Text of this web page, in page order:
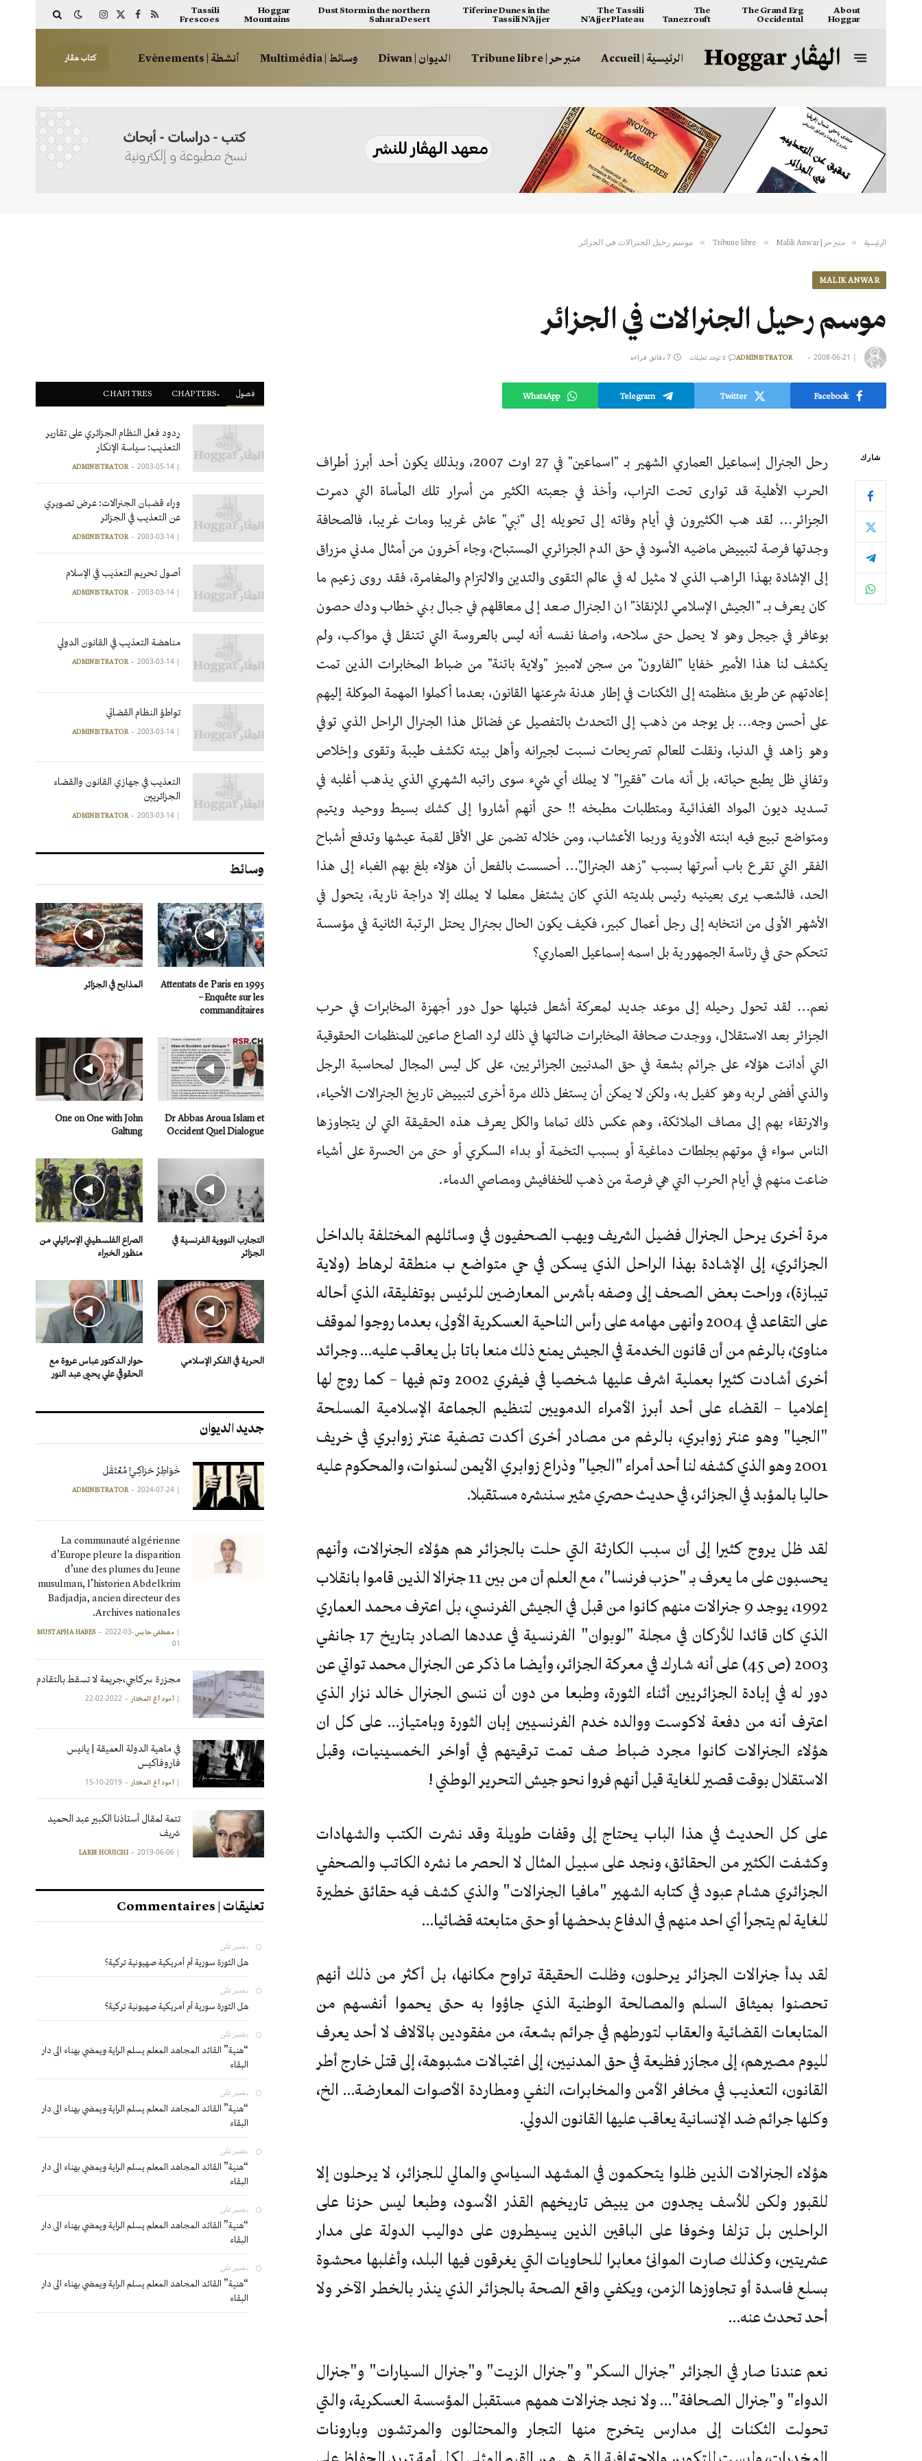
About
Hoggar
The Grand Erg
Occidental
The
Tanezrouft
The Tassili
N’Ajjer Plateau
Tiferine Dunes in the
Tassili N’Ajjer
Dust Storm in the northern
Sahara Desert
Hoggar
Mountains
Tassili
Frescoes
RSS
Facebook
X
Instagram
الرئيسية | Accueil منبر حر | Tribune libre الديوان | Diwan وسائط | Multimédia أنشطة | Evènements كتاب هڤار
الرئيسية » منبر حر | Tribune libre » Malik Anwar
» موسم رحيل الجنرالات في الجزائر
MALIK ANWAR
موسم رحيل الجنرالات في الجزائر
|
ADMINISTRATOR 2008-06-21 لا توجد تعليقات 7 دقائق قراءة
Facebook
Twitter
Telegram
WhatsApp
شارك
رحل الجنرال إسماعيل العماري الشهير بـ "اسماعين" في 27 اوت 2007، وبذلك يكون أحد أبرز أطراف
الحرب الأهلية قد توارى تحت التراب، وأخذ في جعبته الكثير من أسرار تلك المأساة التي دمرت
الجزائر… لقد هب الكثيرون في أيام وفاته إلى تحويله إلى "نبي" عاش غريبا ومات غريبا، فالصحافة
وجدتها فرصة لتبييض ماضيه الأسود في حق الدم الجزائري المستباح، وجاء آخرون من أمثال مدني مزراق
إلى الإشادة بهذا الراهب الذي لا مثيل له في عالم التقوى والتدين والالتزام والمغامرة، فقد روى زعيم ما
كان يعرف بـ "الجيش الإسلامي للإنقاذ" ان الجنرال صعد إلى معاقلهم في جبال بني خطاب ودك حصون
بوعافر في جيجل وهو لا يحمل حتى سلاحه، واصفا نفسه أنه ليس بالعروسة التي تتنقل في مواكب، ولم
يكشف لنا هذا الأمير خفايا "الفارون" من سجن لامبيز "ولاية باتنة" من ضباط المخابرات الذين تمت
إعادتهم عن طريق منظمته إلى الثكنات في إطار هدنة شرعنها القانون، بعدما أكملوا المهمة الموكلة إليهم
على أحسن وجه… بل يوجد من ذهب إلى التحدث بالتفصيل عن فضائل هذا الجنرال الراحل الذي توفي
وهو زاهد في الدنيا، ونقلت للعالم تصريحات نسبت لجيرانه وأهل بيته تكشف طيبة وتقوى وإخلاص
وتفاني ظل يطبع حياته، بل أنه مات "فقيرا" لا يملك أي شيء سوى راتبه الشهري الذي يذهب أغلبه في
تسديد ديون المواد الغذائية ومتطلبات مطبخه !! حتى أنهم أشاروا إلى كشك بسيط ووحيد ويتيم
ومتواضع تبيع فيه ابنته الأدوية وربما الأعشاب، ومن خلاله تضمن على الأقل لقمة عيشها وتدفع أشباح
الفقر التي تقرع باب أسرتها بسبب "زهد الجنرال"… أحسست بالفعل أن هؤلاء بلغ بهم الغباء إلى هذا
الحد، فالشعب يرى بعينيه رئيس بلديته الذي كان يشتغل معلما لا يملك إلا دراجة نارية، يتحول في
الأشهر الأولى من انتخابه إلى رجل أعمال كبير، فكيف يكون الحال بجنرال يحتل الرتبة الثانية في مؤسسة
تتحكم حتى في رئاسة الجمهورية بل اسمه إسماعيل العماري؟
نعم… لقد تحول رحيله إلى موعد جديد لمعركة أشعل فتيلها حول دور أجهزة المخابرات في حرب
الجزائر بعد الاستقلال، ووجدت صحافة المخابرات ضالتها في ذلك لرد الصاع صاعين للمنظمات الحقوقية
التي أدانت هؤلاء على جرائم بشعة في حق المدنيين الجزائريين، على كل ليس المجال لمحاسبة الرجل
والذي أفضى لربه وهو كفيل به، ولكن لا يمكن أن يستغل ذلك مرة أخرى لتبييض تاريخ الجنرالات الأحياء،
والارتقاء بهم إلى مصاف الملائكة، وهم عكس ذلك تماما والكل يعرف هذه الحقيقة التي لن يتجاوزها
الناس سواء في موتهم بجلطات دماغية أو بسبب التخمة أو بداء السكري أو حتى من الحسرة على أشياء
ضاعت منهم في أيام الحرب التي هي فرصة من ذهب للخفافيش ومصاصي الدماء.
مرة أخرى يرحل الجنرال فضيل الشريف ويهب الصحفيون في وسائلهم المختلفة بالداخل
الجزائري، إلى الإشادة بهذا الراحل الذي يسكن في حي متواضع ب منطقة لرهاط (ولاية
تيبازة)، وراحت بعض الصحف إلى وصفه بأشرس المعارضين للرئيس بوتفليقة، الذي أحاله
على التقاعد في 2004 وأنهى مهامه على رأس الناحية العسكرية الأولى، بعدما روجوا لموقف
مناوئ، بالرغم من أن قانون الخدمة في الجيش يمنع ذلك منعا باتا بل يعاقب عليه… وجرائد
أخرى أشادت كثيرا بعملية اشرف عليها شخصيا في فيفري 2002 وتم فيها – كما روج لها
إعلاميا – القضاء على أحد أبرز الأمراء الدمويين لتنظيم الجماعة الإسلامية المسلحة
"الجيا" وهو عنتر زوابري، بالرغم من مصادر أخرى أكدت تصفية عنتر زوابري في خريف
2001 وهو الذي كشفه لنا أحد أمراء "الجيا" وذراع زوابري الأيمن لسنوات، والمحكوم عليه
حاليا بالمؤبد في الجزائر، في حديث حصري مثير سننشره مستقبلا.
لقد ظل يروج كثيرا إلى أن سبب الكارثة التي حلت بالجزائر هم هؤلاء الجنرالات، وأنهم
يحسبون على ما يعرف بـ "حزب فرنسا"، مع العلم أن من بين 11 جنرالا الذين قاموا بانقلاب
1992، يوجد 9 جنرالات منهم كانوا من قبل في الجيش الفرنسي، بل اعترف محمد العماري
الذي كان قائدا للأركان في مجلة "لوبوان" الفرنسية في عددها الصادر بتاريخ 17 جانفي
2003 (ص 45) على أنه شارك في معركة الجزائر، وأيضا ما ذكر عن الجنرال محمد تواتي عن
دور له في إبادة الجزائريين أثناء الثورة، وطبعا من دون أن ننسى الجنرال خالد نزار الذي
اعترف أنه من دفعة لاكوست ووالده خدم الفرنسيين إبان الثورة وبامتياز… على كل ان
هؤلاء الجنرالات كانوا مجرد ضباط صف تمت ترقيتهم في أواخر الخمسينيات، وقبل
الاستقلال بوقت قصير للغاية قيل أنهم فروا نحو جيش التحرير الوطني !
على كل الحديث في هذا الباب يحتاج إلى وقفات طويلة وقد نشرت الكتب والشهادات
وكشفت الكثير من الحقائق، ونجد على سبيل المثال لا الحصر ما نشره الكاتب والصحفي
الجزائري هشام عبود في كتابه الشهير "مافيا الجنرالات" والذي كشف فيه حقائق خطيرة
للغاية لم يتجرأ أي احد منهم في الدفاع بدحضها أو حتى متابعته قضائيا…
لقد بدأ جنرالات الجزائر يرحلون، وظلت الحقيقة تراوح مكانها، بل أكثر من ذلك أنهم
تحصنوا بميثاق السلم والمصالحة الوطنية الذي جاؤوا به حتى يحموا أنفسهم من
المتابعات القضائية والعقاب لتورطهم في جرائم بشعة، من مفقودين بالآلاف لا أحد يعرف
لليوم مصيرهم، إلى مجازر فظيعة في حق المدنيين، إلى اغتيالات مشبوهة، إلى قتل خارج أطر
القانون، التعذيب في مخافر الأمن والمخابرات، النفي ومطاردة الأصوات المعارضة… الخ،
وكلها جرائم ضد الإنسانية يعاقب عليها القانون الدولي.
هؤلاء الجنرالات الذين ظلوا يتحكمون في المشهد السياسي والمالي للجزائر، لا يرحلون إلا
للقبور ولكن للأسف يجدون من يبيض تاريخهم القذر الأسود، وطبعا ليس حزنا على
الراحلين بل تزلفا وخوفا على الباقين الذين يسيطرون على دواليب الدولة على مدار
عشريتين، وكذلك صارت الموانئ معابرا للحاويات التي يغرقون فيها البلد، وأغلبها محشوة
بسلع فاسدة أو تجاوزها الزمن، ويكفي واقع الصحة بالجزائر الذي ينذر بالخطر الآخر ولا
أحد تحدث عنه…
نعم عندنا صار في الجزائر "جنرال السكر" و"جنرال الزيت" و"جنرال السيارات" و"جنرال
الدواء" و"جنرال الصحافة"… ولا نجد جنرالات همهم مستقبل المؤسسة العسكرية، والتي
تحولت الثكنات إلى مدارس يتخرج منها التجار والمحتالون والمرتشون وبارونات
فصول CHAPITRES
ردود فعل النظام الجزائري على تقارير
التعذيب: سياسة الإنكار
|
ADMINISTRATOR 2003-05-14
وراء قضبان الجنرالات: عرض تصويري
عن التعذيب في الجزائر
|
ADMINISTRATOR 2003-03-14
أصول تحريم التعذيب في الإسلام
|
ADMINISTRATOR 2003-03-14
مناهضة التعذيب في القانون الدولي
|
ADMINISTRATOR 2003-03-14
تواطؤ النظام القضائي
|
ADMINISTRATOR 2003-03-14
التعذيب في جهازي القانون والقضاء
الجزائريين
|
ADMINISTRATOR 2003-03-14
وسائط
Attentats de Paris en 1995
– Enquête sur les
commanditaires
المذابح في الجزائر
Dr Abbas Aroua Islam et
Occident Quel Dialogue
One on One with John
Galtung
التجارب النووية الفرنسية في
الجزائر
الصراع الفلسطيني الإسرائيلي من
منظور الخبراء
الحرية في الفكر الإسلامي
حوار الدكتور عباس عروة مع
الحقوقي علي يحيى عبد النور
جديد الديوان
خَوَاطِرُ حَرَاكِـيٍّ مُعْتَقَل
|
ADMINISTRATOR 2024-07-24
La communauté algérienne
d’Europe pleure la disparition
d’une des plumes du Jeune
musulman, l’historien Abdelkrim
Badjadja, ancien directeur des
Archives nationales.
| مصطفى حابس MUSTAPHA HABES2022-03-
01
مجزرة سركاجي،جريمة لا تسقط بالتقادم
| آمود أغ المختار 2022-02-22
في ماهية الدولة العميقة | يانيس
فاروفاكيس
| آمود أغ المختار 2019-10-15
تتمة لمقال أستاذنا الكبير عبد الحميد
شريف
|
LARBI HOUICHI 2019-06-06
تعليقات | Commentaires
بشير على
هل الثورة سورية أم أمريكية صهيونية تركية؟
بشير على
هل الثورة سورية أم أمريكية صهيونية تركية؟
بشير على
“هنية” القائد المجاهد المعلم يسلم الراية ويمضي بهناء الى دار
البقاء
بشير على
“هنية” القائد المجاهد المعلم يسلم الراية ويمضي بهناء الى دار
البقاء
بشير على
“هنية” القائد المجاهد المعلم يسلم الراية ويمضي بهناء الى دار
البقاء
بشير على
“هنية” القائد المجاهد المعلم يسلم الراية ويمضي بهناء الى دار
البقاء
بشير على
“هنية” القائد المجاهد المعلم يسلم الراية ويمضي بهناء الى دار
البقاء